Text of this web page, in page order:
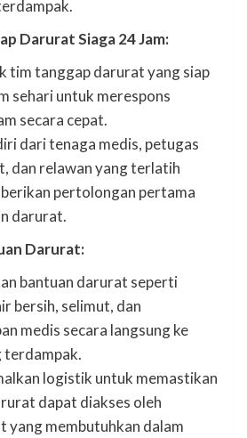
Darurat Siaga 24 Jam:
tim tanggap darurat yang siap
sehari untuk merespons
secara cepat.
dari tenaga medis, petugas
dan relawan yang terlatih
pertolongan pertama
darurat.
Darurat:
bantuan darurat seperti
bersih, selimut, dan
medis secara langsung ke
terdampak.
logistik untuk memastikan
dapat diakses oleh
yang membutuhkan dalam